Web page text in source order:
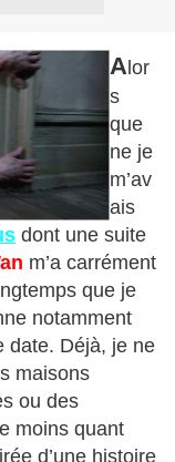
A lor
s
que
ne je
m’av
ais
dont une suite
m’a carrément
que je
notamment
date. Déjà, je ne
maisons
ou des
moins quant
d’une histoire